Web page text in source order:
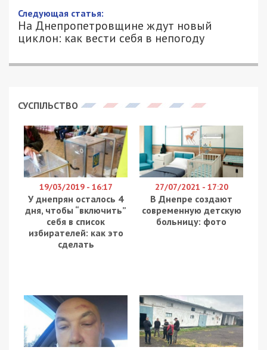
Следующая статья:
На Днепропетровщине ждут новый
циклон: как вести себя в непогоду
СУСПІЛЬСТВО
19/03/2019 - 16:17
У днепрян осталось 4
дня, чтобы “включить”
себя в список
избирателей: как это
сделать
27/07/2021 - 17:20
В Днепре создают
современную детскую
больницу: фото